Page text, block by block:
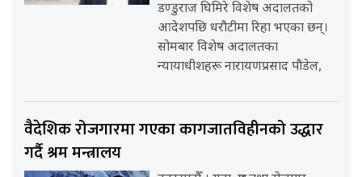
डण्डुराज घिमिरे विशेष अदालतको
आदेशपछि धरौटीमा रिहा भएका छन्।
सोमबार विशेष अदालतका
न्यायाधीशहरू नारायणप्रसाद पौडेल,
वैदेशिक रोजगारमा गएका कागजातविहीनको उद्धार
गर्दै श्रम मन्त्रालय